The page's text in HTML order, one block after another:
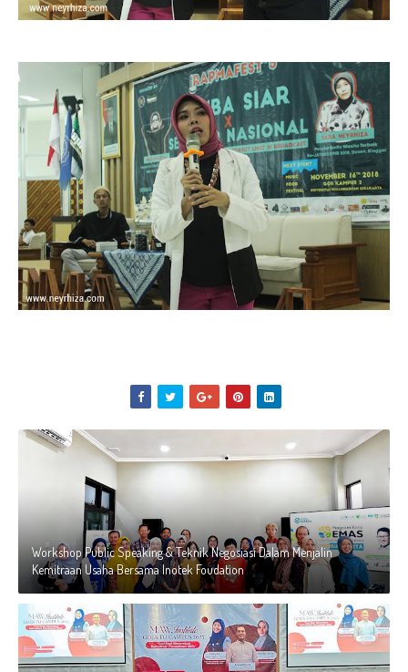
Workshop Public Speaking & Teknik Negosiasi Dalam Menjalin
Kemitraan Usaha Bersama Inotek Foudation